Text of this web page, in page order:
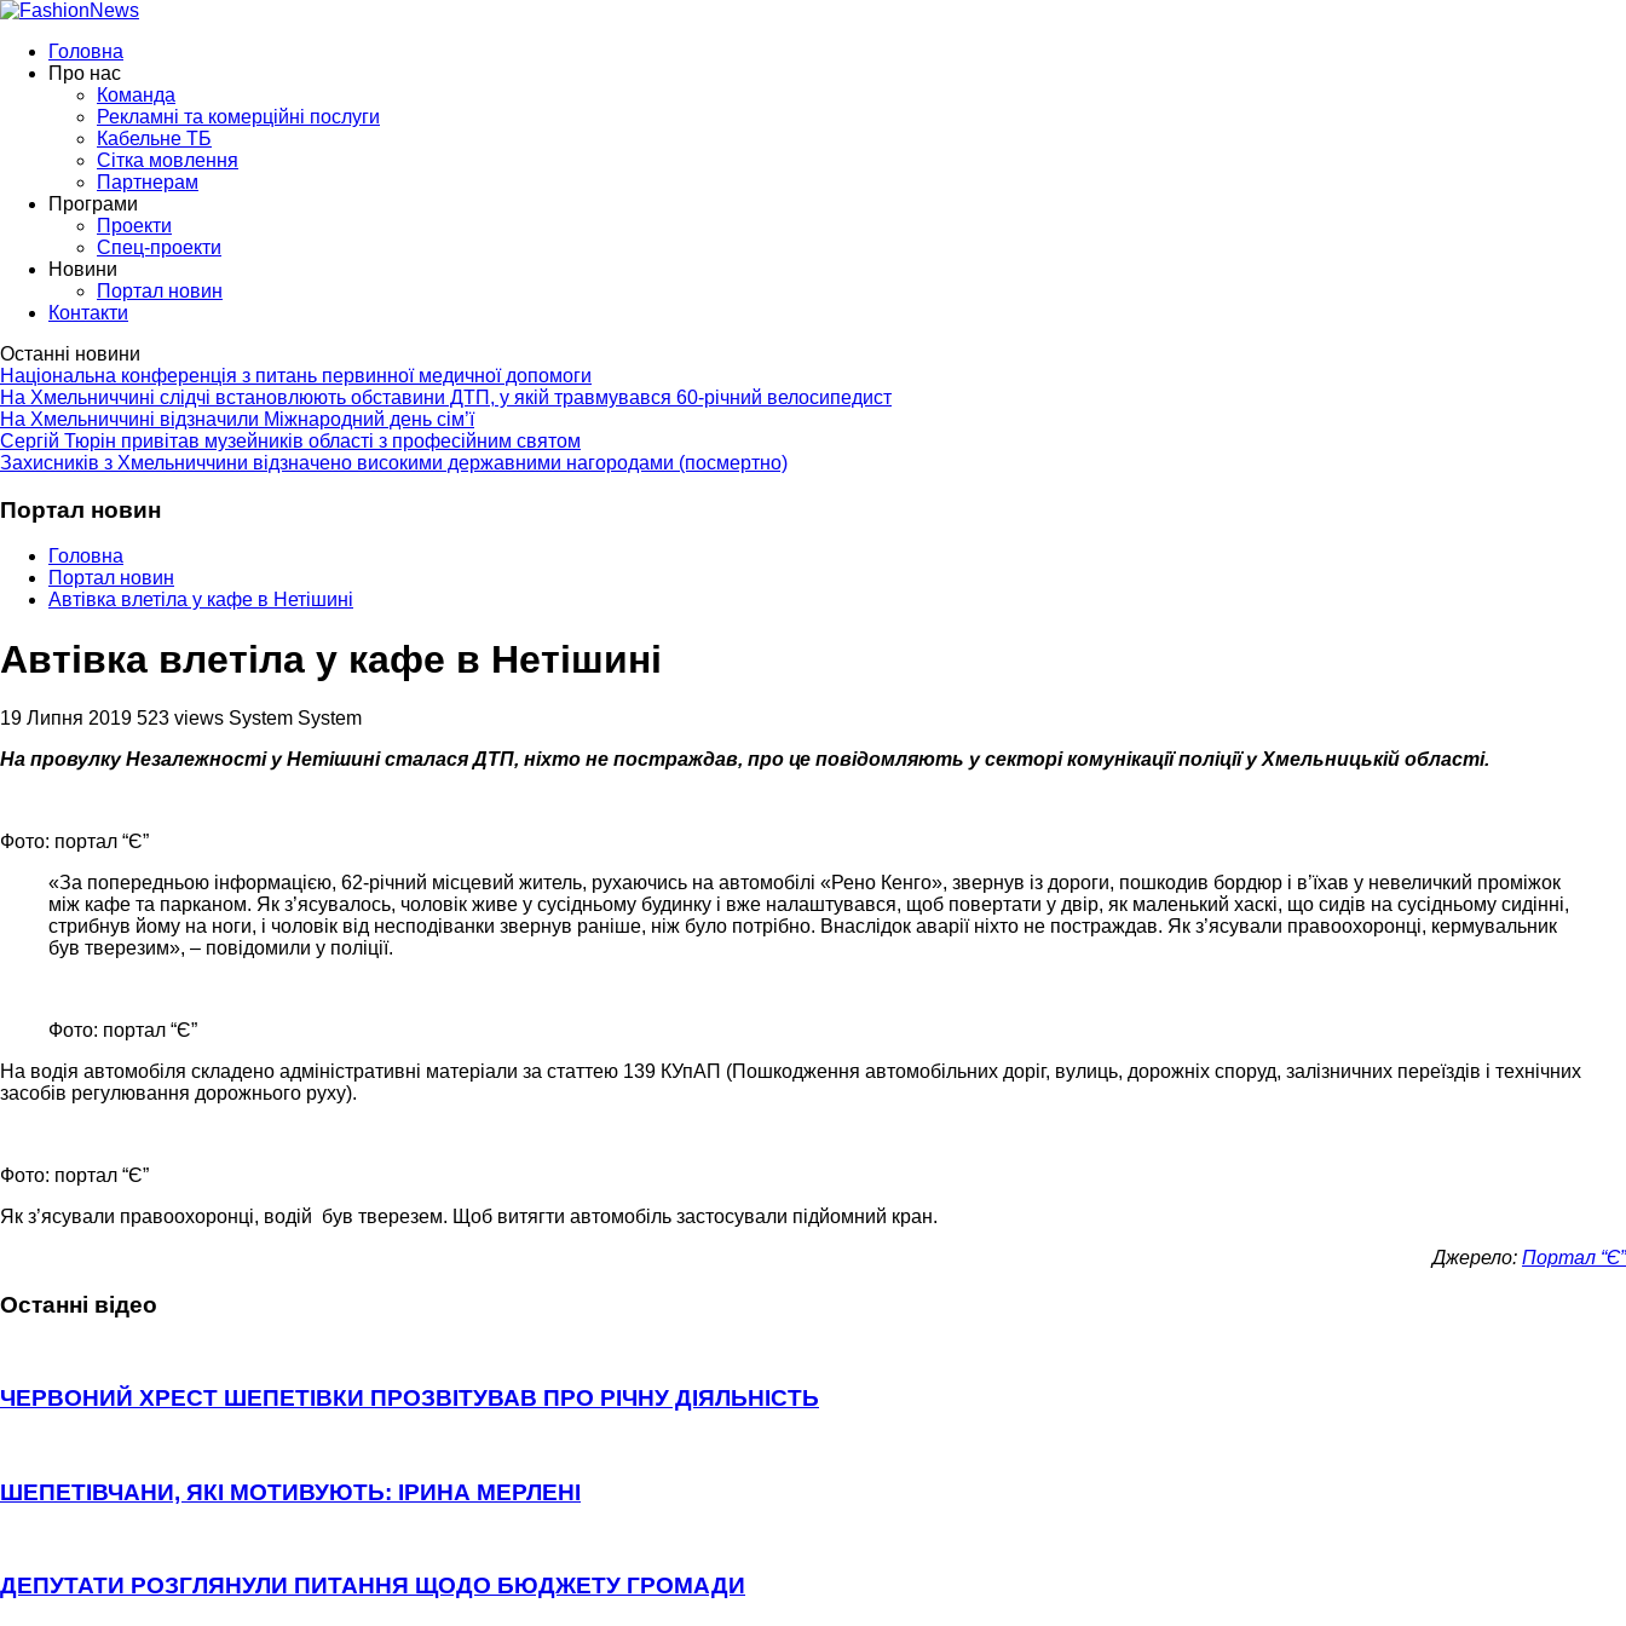
Головна
Про нас
Команда
Рекламні та комерційні послуги
Кабельне ТБ
Сітка мовлення
Партнерам
Програми
Проекти
Спец-проекти
Новини
Портал новин
Контакти
Останні новини
Національна конференція з питань первинної медичної допомоги
На Хмельниччині слідчі встановлюють обставини ДТП, у якій травмувався 60-річний велосипедист
На Хмельниччині відзначили Міжнародний день сім’ї
Сергій Тюрін привітав музейників області з професійним святом
Захисників з Хмельниччини відзначено високими державними нагородами (посмертно)
Портал новин
Головна
Портал новин
Автівка влетіла у кафе в Нетішині
Автівка влетіла у кафе в Нетішині
19 Липня 2019 523 views System System
На провулку Незалежності у Нетішині сталася ДТП, ніхто не постраждав, про це повідомляють у секторі комунікації поліції у Хмельницькій області.
Фото: портал “Є”
«За попередньою інформацією, 62-річний місцевий житель, рухаючись на автомобілі «Рено Кенго», звернув із дороги, пошкодив бордюр і в’їхав у невеличкий проміжок
між кафе та парканом. Як з’ясувалось, чоловік живе у сусідньому будинку і вже налаштувався, щоб повертати у двір, як маленький хаскі, що сидів на сусідньому сидінні,
стрибнув йому на ноги, і чоловік від несподіванки звернув раніше, ніж було потрібно. Внаслідок аварії ніхто не постраждав. Як з’ясували правоохоронці, кермувальник
був тверезим», – повідомили у поліції.
Фото: портал “Є”
На водія автомобіля складено адміністративні матеріали за статтею 139 КУпАП (Пошкодження автомобільних доріг, вулиць, дорожніх споруд, залізничних переїздів і технічних
засобів регулювання дорожнього руху).
Фото: портал “Є”
Як з’ясували правоохоронці, водій був тверезем. Щоб витягти автомобіль застосували підйомний кран.
Джерело: Портал “Є”
Останні відео
ЧЕРВОНИЙ ХРЕСТ ШЕПЕТІВКИ ПРОЗВІТУВАВ ПРО РІЧНУ ДІЯЛЬНІСТЬ
ШЕПЕТІВЧАНИ, ЯКІ МОТИВУЮТЬ: ІРИНА МЕРЛЕНІ
ДЕПУТАТИ РОЗГЛЯНУЛИ ПИТАННЯ ЩОДО БЮДЖЕТУ ГРОМАДИ